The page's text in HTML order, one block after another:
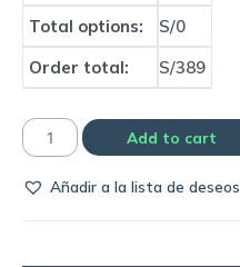
Total options:
S/0
Order total:
S/389
Polera
Manchester
Add to cart
Añadir a la lista de deseos